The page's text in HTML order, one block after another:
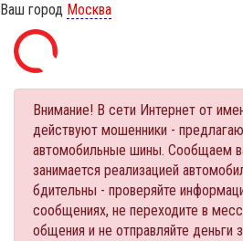
Ваш город Москва
Внимание! В сети Интернет от
действуют мошенники -
автомобильные шины. Сообщаем
занимается реализацией
бдительны - проверяйте
сообщениях, не переходите в
общения и не отправляйте деньги